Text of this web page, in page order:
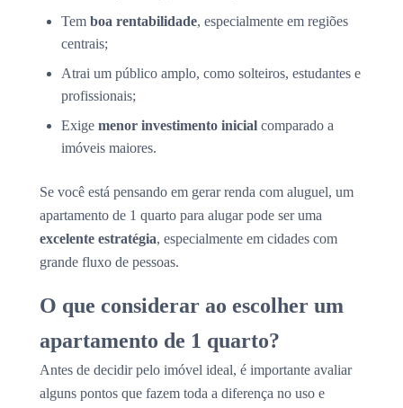
Tem boa rentabilidade, especialmente em regiões
centrais;
Atrai um público amplo, como solteiros, estudantes e
profissionais;
Exige menor investimento inicial comparado a
imóveis maiores.
Se você está pensando em gerar renda com aluguel, um
apartamento de 1 quarto para alugar pode ser uma
excelente estratégia, especialmente em cidades com
grande fluxo de pessoas.
O que considerar ao escolher um
apartamento de 1 quarto?
Antes de decidir pelo imóvel ideal, é importante avaliar
alguns pontos que fazem toda a diferença no uso e